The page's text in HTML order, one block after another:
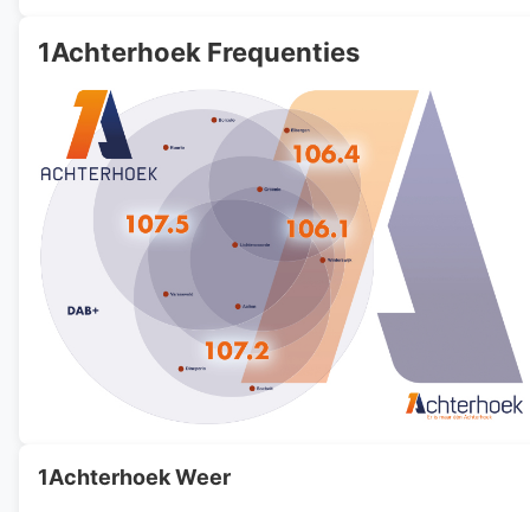
1Achterhoek Frequenties
1Achterhoek Weer